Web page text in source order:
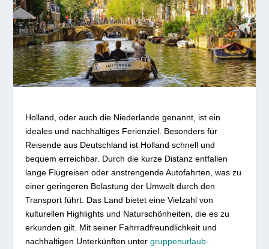
Holland, oder auch die Niederlande genannt, ist ein
ideales und nachhaltiges Ferienziel. Besonders für
Reisende aus Deutschland ist Holland schnell und
bequem erreichbar. Durch die kurze Distanz entfallen
lange Flugreisen oder anstrengende Autofahrten, was zu
einer geringeren Belastung der Umwelt durch den
Transport führt. Das Land bietet eine Vielzahl von
kulturellen Highlights und Naturschönheiten, die es zu
erkunden gilt. Mit seiner Fahrradfreundlichkeit und
nachhaltigen Unterkünften untergruppenurlaub-